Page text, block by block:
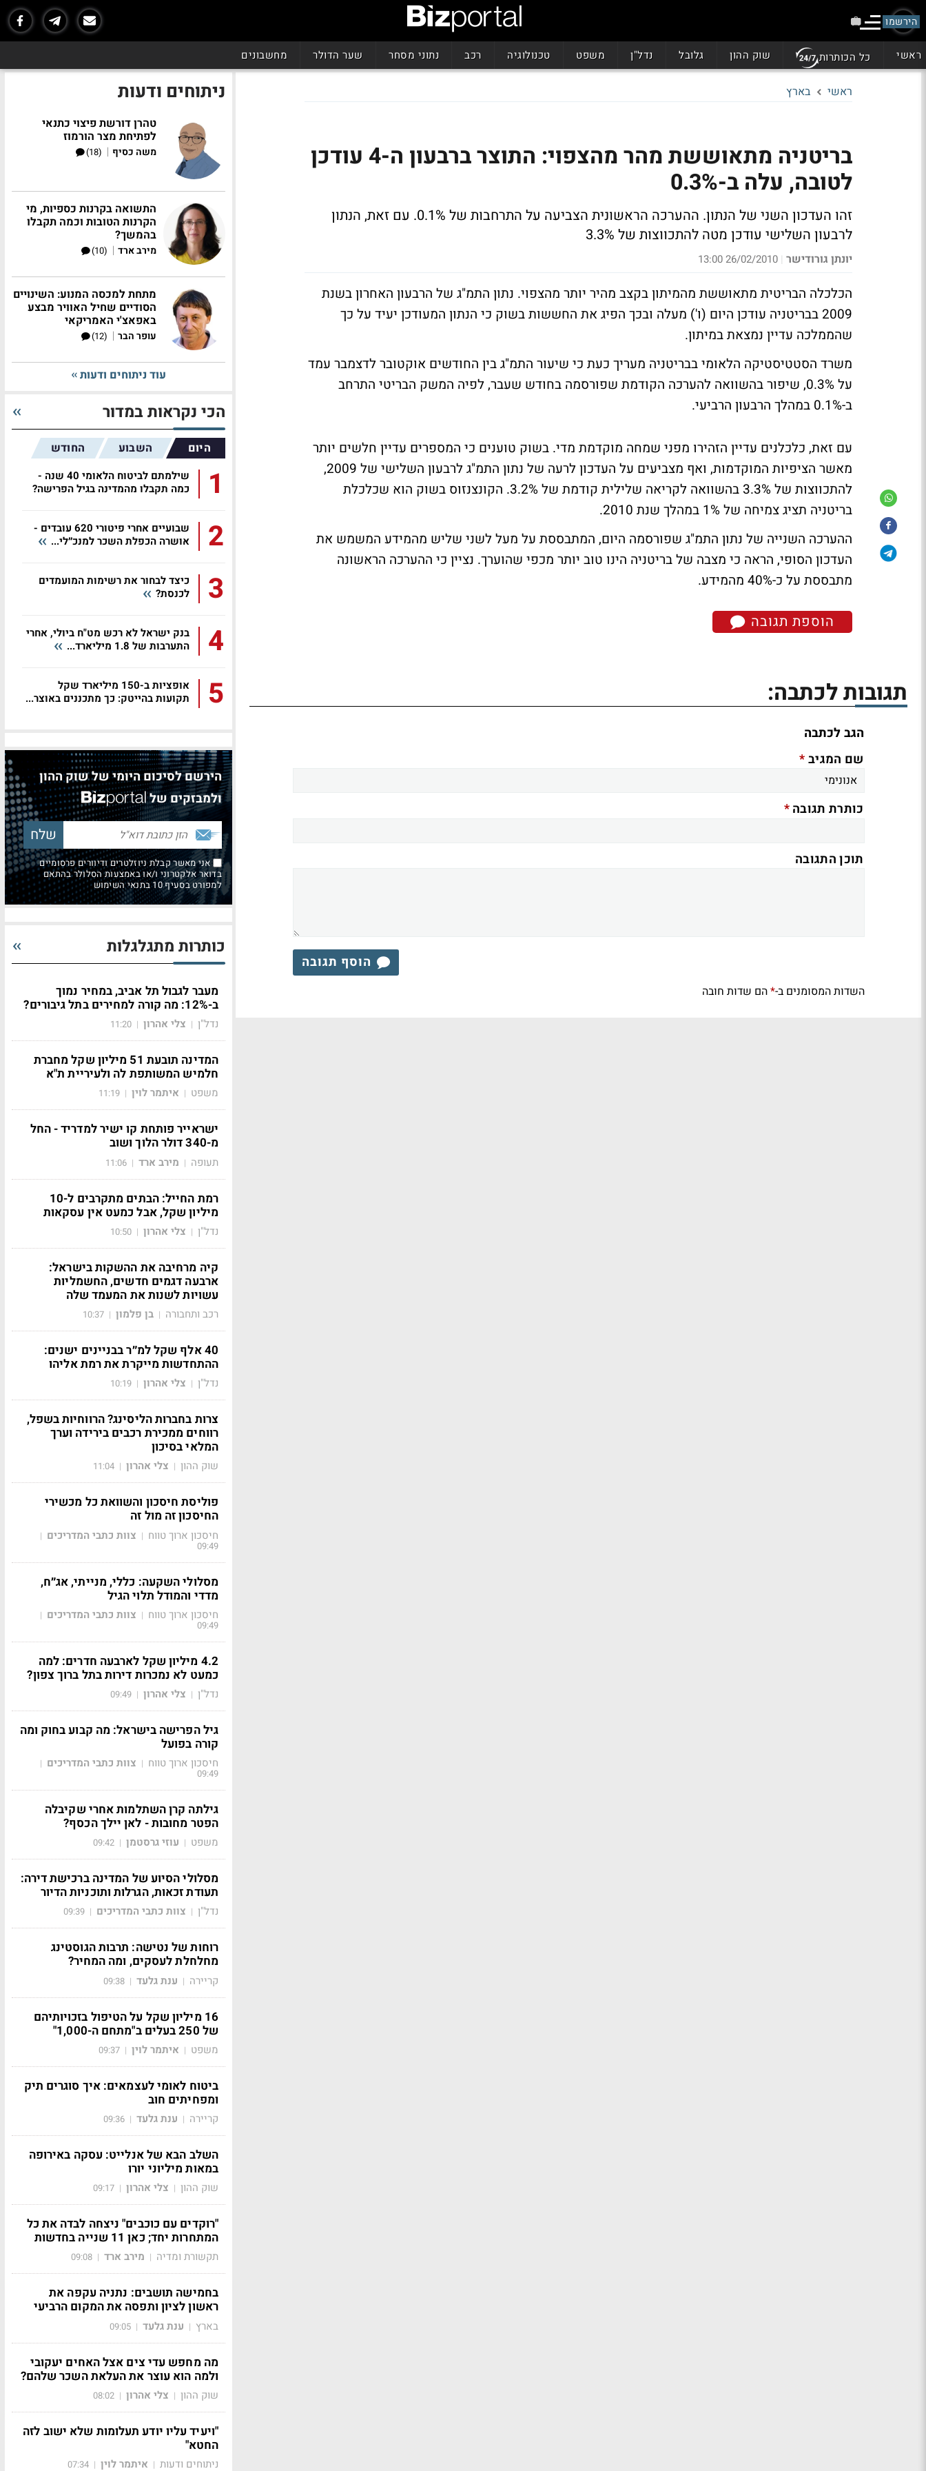
הירשמו
ראשי כל הכותרות שוק ההון גלובל נדל"ן משפט טכנולוגיה רכב נתוני מסחר שער הדולר מחשבונים
ראשי בארץ
בריטניה מתאוששת מהר מהצפוי: התוצר ברבעון ה-4 עודכן
לטובה, עלה ב-0.3%
זהו העדכון השני של הנתון. ההערכה הראשונית הצביעה על התרחבות של 0.1%. עם זאת, הנתון
לרבעון השלישי עודכן מטה להתכווצות של 3.3%
יונתן גורודישר |
26/02/2010 13:00
הכלכלה הבריטית מתאוששת מהמיתון בקצב מהיר יותר מהצפוי. נתון התמ"ג של הרבעון האחרון בשנת
2009 בבריטניה עודכן היום (ו') מעלה ובכך הפיג את החששות בשוק כי הנתון המעודכן יעיד על כך
שהממלכה עדיין נמצאת במיתון.
משרד הסטטיסטיקה הלאומי בבריטניה מעריך כעת כי שיעור התמ"ג בין החודשים אוקטובר לדצמבר עמד
על 0.3%, שיפור בהשוואה להערכה הקודמת שפורסמה בחודש שעבר, לפיה המשק הבריטי התרחב
ב-0.1% במהלך הרבעון הרביעי.
עם זאת, כלכלנים עדיין הזהירו מפני שמחה מוקדמת מדי. בשוק טוענים כי המספרים עדיין חלשים יותר
מאשר הציפיות המוקדמות, ואף מצביעים על העדכון לרעה של נתון התמ"ג לרבעון השלישי של 2009,
להתכווצות של 3.3% בהשוואה לקריאה שלילית קודמת של 3.2%. הקונצנזוס בשוק הוא שכלכלת
בריטניה תציג צמיחה של 1% במהלך שנת 2010.
ההערכה השנייה של נתון התמ"ג שפורסמה היום, המתבססת על מעל לשני שליש מהמידע המשמש את
העדכון הסופי, הראה כי מצבה של בריטניה הינו טוב יותר מכפי שהוערך. נציין כי ההערכה הראשונה
מתבססת על כ-40% מהמידע.
הוספת תגובה
תגובות לכתבה:
הגב לכתבה
שם המגיב*
כותרת תגובה*
תוכן התגובה
הוסף תגובה
השדות המסומנים ב-*הם שדות חובה
ניתוחים ודעות
טהרן דורשת פיצוי כתנאי
לפתיחת מצר הורמוז
משה כסיף |
(18)
התשואה בקרנות כספיות, מי
הקרנות הטובות וכמה תקבלו
בהמשך?
מירב ארד |
(10)
מתחת למכסה המנוע: השינויים
הסודיים שחיל האוויר מבצע
באפאצ'י האמריקאי
עופר הבר |
(12)
עוד ניתוחים ודעות
הכי נקראות במדור
היום השבוע החודש
1
שילמתם לביטוח הלאומי 40 שנה -
כמה תקבלו מהמדינה בגיל הפרישה?
2
שבועיים אחרי פיטורי 620 עובדים -
אושרה הכפלת השכר למנכ״לי...
3
כיצד לבחור את רשימות המועמדים
לכנסת?
4
בנק ישראל לא רכש מט"ח ביולי, אחרי
התערבות של 1.8 מיליארד...
5
אופציות ב-150 מיליארד שקל
תקועות בהייטק: כך מתכננים באוצר...
הירשם לסיכום היומי של שוק ההון
ולמבזקים של
אני מאשר קבלת ניוזלטרים ודיוורים פרסומיים
בדואר אלקטרוני ו/או באמצעות הסלולר בהתאם
למפורט בסעיף 10 בתנאי השימוש
כותרות מתגלגלות
מעבר לגבול תל אביב, במחיר נמוך
ב-12%: מה קורה למחירים בתל גיבורים?
נדל"ן | צלי אהרון |
11:20
המדינה תובעת 51 מיליון שקל מחברת
חלמיש המשותפת לה ולעיריית ת"א
משפט | איתמר לוין |
11:19
ישראייר פותחת קו ישיר למדריד - החל
מ-340 דולר הלוך ושוב
תעופה | מירב ארד |
11:06
רמת החייל: הבתים מתקרבים ל-10
מיליון שקל, אבל כמעט אין עסקאות
נדל"ן | צלי אהרון |
10:50
קיה מרחיבה את ההשקות בישראל:
ארבעה דגמים חדשים, החשמליות
עשויות לשנות את המעמד שלה
רכב ותחבורה | בן פלמון |
10:37
40 אלף שקל למ״ר בבניינים ישנים:
ההתחדשות מייקרת את רמת אליהו
נדל"ן | צלי אהרון |
10:19
צרות בחברות הליסינג? הרווחיות בשפל,
רווחים ממכירת רכבים בירידה וערך
המלאי בסיכון
שוק ההון | צלי אהרון |
11:04
פוליסת חיסכון והשוואת כל מכשירי
החיסכון זה מול זה
חיסכון ארוך טווח | צוות כתבי המדריכים |
09:49
מסלולי השקעה: כללי, מנייתי, אג״ח,
מדדי והמודל תלוי הגיל
חיסכון ארוך טווח | צוות כתבי המדריכים |
09:49
4.2 מיליון שקל לארבעה חדרים: למה
כמעט לא נמכרות דירות בתל ברוך צפון?
נדל"ן | צלי אהרון |
09:49
גיל הפרישה בישראל: מה קבוע בחוק ומה
קורה בפועל
חיסכון ארוך טווח | צוות כתבי המדריכים |
09:49
גילתה קרן השתלמות אחרי שקיבלה
הפטר מחובות - לאן יילך הכסף?
משפט | עוזי גרסטמן |
09:42
מסלולי הסיוע של המדינה ברכישת דירה:
תעודת זכאות, הגרלות ותוכניות הדיור
נדל"ן | צוות כתבי המדריכים |
09:39
רוחות של נטישה: תרבות הגוסטינג
מחלחלת לעסקים, ומה המחיר?
קריירה | ענת גלעד |
09:38
16 מיליון שקל על הטיפול בזכויותיהם
של 250 בעלים ב"מתחם ה-1,000"
משפט | איתמר לוין |
09:37
ביטוח לאומי לעצמאים: איך סוגרים תיק
ומפחיתים חוב
קריירה | ענת גלעד |
09:36
השלב הבא של אנלייט: עסקה באירופה
במאות מיליוני יורו
שוק ההון | צלי אהרון |
09:17
"רוקדים עם כוכבים" ניצחה לבדה את כל
המתחרות יחד; כאן 11 שנייה בחדשות
תקשורת ומדיה | מירב ארד |
09:08
בחמישה תושבים: נתניה עקפה את
ראשון לציון ותפסה את המקום הרביעי
בארץ | ענת גלעד |
09:05
מה מחפש עדי צים אצל האחים יעקובי
ולמה הוא עוצר את העלאת השכר שלהם?
שוק ההון | צלי אהרון |
08:02
"ויעיד עליו יודע תעלומות שלא ישוב לזה
החטא"
ניתוחים ודעות | איתמר לוין |
07:34